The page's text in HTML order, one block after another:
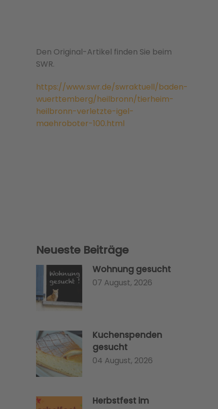
Den Original-Artikel finden Sie beim
SWR.
https://www.swr.de/swraktuell/baden-
wuerttemberg/heilbronn/tierheim-
heilbronn-verletzte-igel-
maehroboter-100.html
Neueste Beiträge
Wohnung gesucht
07 August, 2026
Kuchenspenden
gesucht
04 August, 2026
Herbstfest im